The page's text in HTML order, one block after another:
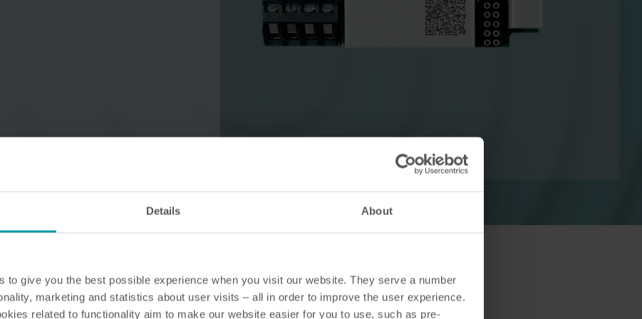
Details About
to give you the best possible experience when you visit our website. They serve a number
marketing and statistics about user visits – all in order to improve the user experience.
related to functionality aim to make our website easier for you to use, such as pre-
tarkkaan mittaukseen ja
tarkkaan mittaukseen ja
tarkkaan mittaukseen ja
älykkäämpään
energianhallintaan.